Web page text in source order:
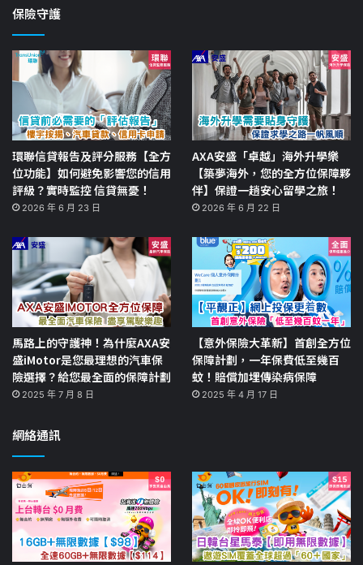
保險守護
環聯信貸報告及評分服務【全方
位功能】如何避免影響您的信用
評級？實時監控 信貸無憂！
2026 年 6 月 23 日
AXA安盛「卓越」海外升學樂
【築夢海外，您的全方位保障夥
伴】保證一趟安心留學之旅！
2026 年 6 月 22 日
馬路上的守護神！為什麼AXA安
盛iMotor是您最理想的汽車保
險選擇？給您最全面的保障計劃
2025 年 7 月 8 日
【意外保險大革新】首創全方位
保障計劃，一年保費低至幾百
蚊！賠償加埋傳染病保障
2025 年 4 月 17 日
網絡通訊